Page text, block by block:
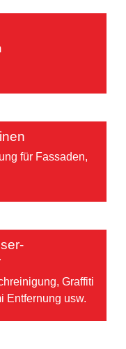
für Fassaden,
Graffiti
Entfernung usw.